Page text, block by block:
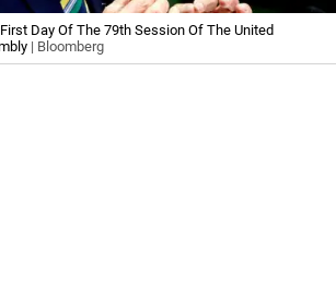
Day Of The 79th Session Of The United
| Bloomberg